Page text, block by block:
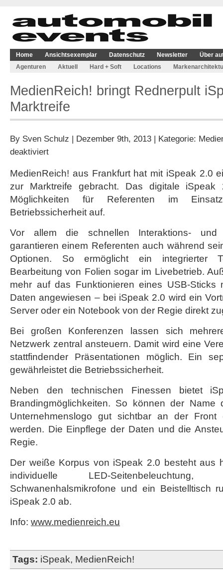
Home Ansichtsexemplar Datenschutz Newsletter
Über
Agenturen
Aktuell Hard + Soft Locations
MedienReich! bringt Rednerpult
Marktreife
By Sven Schulz | Dezember 9th, 2013 | Kategorie:
deaktiviertfür
Rednerpult
iSpeak
zur
Marktreife
MedienReich! aus Frankfurt hat mit iSpeak 2.0
zur Marktreife gebracht. Das digitale
Möglichkeiten für Referenten im
Betriebssicherheit auf.
Vor allem die schnellen Interaktions- und
garantieren einem Referenten auch während
Optionen. So ermöglicht ein integrierter
Bearbeitung von Folien sogar im Livebetrieb.
mehr auf das Funktionieren eines USB-Sticks
Daten angewiesen – bei iSpeak 2.0 wird ein
Server oder ein Notebook von der Regie direkt
Bei großen Konferenzen lassen sich
Netzwerk zentral ansteuern. Damit wird eine
stattfindender Präsentationen möglich. Ein
gewährleistet die Betriebssicherheit.
Neben den technischen Finessen bietet
Brandingmöglichkeiten. So können der
Unternehmenslogo gut sichtbar an der Front
werden. Die Einpflege der Daten und die
Regie.
Der weiße Korpus von iSpeak 2.0 besteht aus
individuelle LED-
Schwanenhalsmikrofone und ein Beistelltisch
iSpeak 2.0 ab.
Info: www.medienreich.eu
Tags: iSpeak, MedienReich!